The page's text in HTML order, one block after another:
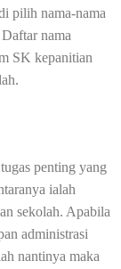
pilih nama-nama
nama
SK kepanitian
penting yang
ialah
sekolah. Apabila
administrasi
nantinya maka